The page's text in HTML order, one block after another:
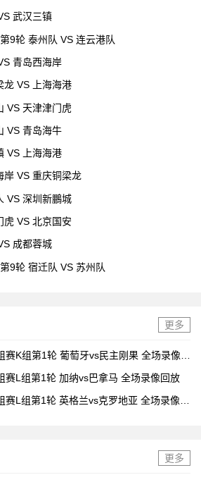
武汉三镇
9轮 泰州队 VS 连云港队
青岛西海岸
龙 VS 上海海港
VS 天津津门虎
VS 青岛海牛
VS 上海海港
岸 VS 重庆铜梁龙
VS 深圳新鵬城
虎 VS 北京国安
成都蓉城
9轮 宿迁队 VS 苏州队
更多
K组第1轮 葡萄牙vs民主刚果 全场录像回
赛L组第1轮 加纳vs巴拿马 全场录像回放
赛L组第1轮 英格兰vs克罗地亚 全场录像回
更多